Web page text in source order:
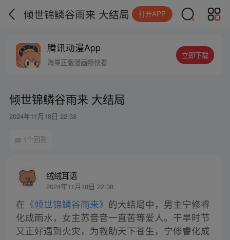
倾世锦鳞谷雨来 大结局 打开APP
腾讯动漫App
海量正版漫画畅快看
立即下载
倾世锦鳞谷雨来 大结局
2024年11月18日 22:38
1个回答
绒绒耳语
2024年11月18日 22:38
在 《倾世锦鳞谷雨来》 的大结局中，男主宁修睿
化成雨水，女主苏音音一直苦等爱人。干旱时节
又正好遇到火灾，为救助天下苍生，宁修睿化成